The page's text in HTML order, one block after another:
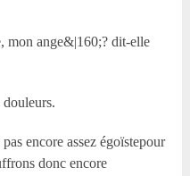
mon ange&|160;? dit-elle
encore assez égoïstepour
donc encore